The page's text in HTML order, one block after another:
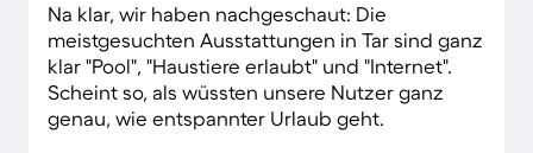
Na klar, wir haben nachgeschaut: Die
meistgesuchten Ausstattungen in Tar sind ganz
klar "Pool", "Haustiere erlaubt" und "Internet".
Scheint so, als wüssten unsere Nutzer ganz
genau, wie entspannter Urlaub geht.